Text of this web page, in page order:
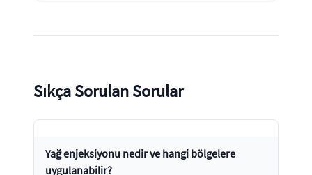
Sıkça Sorulan Sorular
Yağ enjeksiyonu nedir ve hangi bölgelere
uygulanabilir?